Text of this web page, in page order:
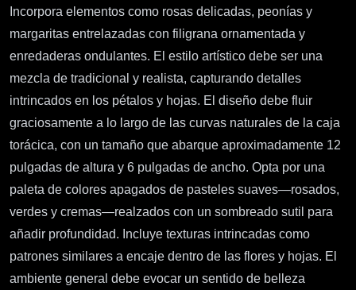
Incorpora elementos como rosas delicadas, peonías y
margaritas entrelazadas con filigrana ornamentada y
enredaderas ondulantes. El estilo artístico debe ser una
mezcla de tradicional y realista, capturando detalles
intrincados en los pétalos y hojas. El diseño debe fluir
graciosamente a lo largo de las curvas naturales de la caja
torácica, con un tamaño que abarque aproximadamente 12
pulgadas de altura y 6 pulgadas de ancho. Opta por una
paleta de colores apagados de pasteles suaves—rosados,
verdes y cremas—realzados con un sombreado sutil para
añadir profundidad. Incluye texturas intrincadas como
patrones similares a encaje dentro de las flores y hojas. El
ambiente general debe evocar un sentido de belleza